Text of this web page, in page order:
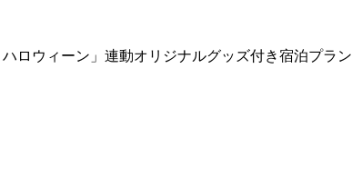
ロウィーン」連動オリジナルグッズ付き宿泊プラン